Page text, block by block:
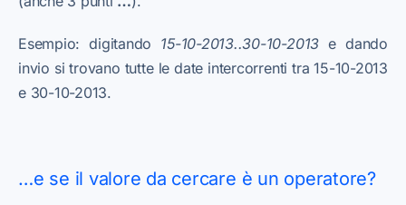
Esempio: digitando 15-10-2013..30-10-2013e dando
invio si trovano tutte le date intercorrenti tra 15-10-2013
e 30-10-2013.
…e se il valore da cercare è un operatore?